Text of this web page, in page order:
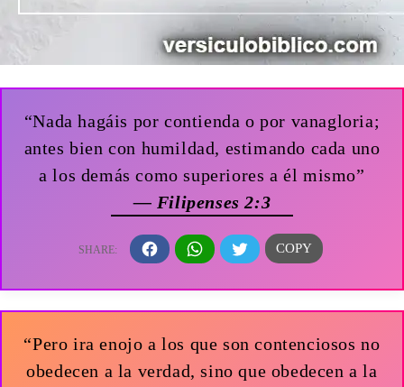
“Nada hagáis por contienda o por vanagloria;
antes bien con humildad, estimando cada uno
a los demás como superiores a él mismo”
— Filipenses 2:3
“Pero ira enojo a los que son contenciosos no
obedecen a la verdad, sino que obedecen a la